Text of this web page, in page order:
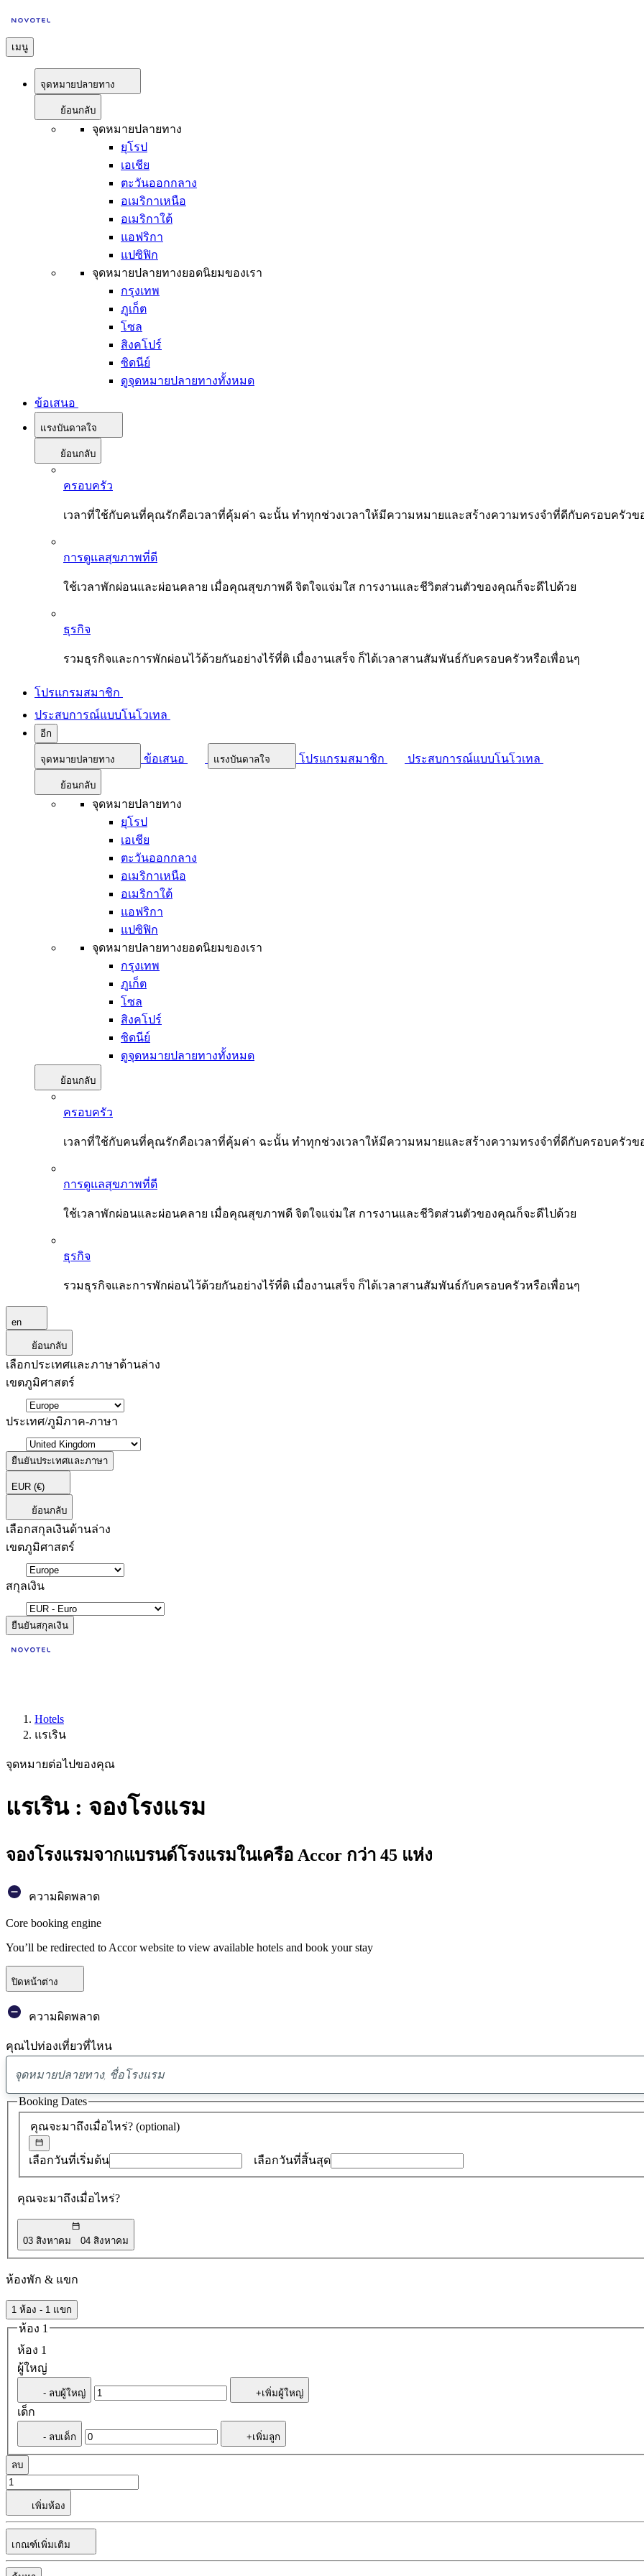
เมนู
จุดหมายปลายทาง
ย้อนกลับ
จุดหมายปลายทาง
ยุโรป
เอเชีย
ตะวันออกกลาง
อเมริกาเหนือ
อเมริกาใต้
แอฟริกา
แปซิฟิก
จุดหมายปลายทางยอดนิยมของเรา
กรุงเทพ
ภูเก็ต
โซล
สิงคโปร์
ซิดนีย์
ดูจุดหมายปลายทางทั้งหมด
ข้อเสนอ
แรงบันดาลใจ
ย้อนกลับ
ครอบครัว
เวลาที่ใช้กับคนที่คุณรักคือเวลาที่คุ้มค่า ฉะนั้น ทำทุกช่วงเวลาให้มีความหมายและสร้างความทรงจำที่ดีกับครอบครัว
การดูแลสุขภาพที่ดี
ใช้เวลาพักผ่อนและผ่อนคลาย เมื่อคุณสุขภาพดี จิตใจแจ่มใส การงานและชีวิตส่วนตัวของคุณก็จะดีไปด้วย
ธุรกิจ
รวมธุรกิจและการพักผ่อนไว้ด้วยกันอย่างไร้ที่ติ เมื่องานเสร็จ ก็ได้เวลาสานสัมพันธ์กับครอบครัวหรือเพื่อนๆ
โปรแกรมสมาชิก
ประสบการณ์แบบโนโวเทล
อีก
จุดหมายปลายทาง ข้อเสนอ แรงบันดาลใจ โปรแกรมสมาชิก ประสบการณ์แบบโนโวเทล
ย้อนกลับ
จุดหมายปลายทาง
ยุโรป
เอเชีย
ตะวันออกกลาง
อเมริกาเหนือ
อเมริกาใต้
แอฟริกา
แปซิฟิก
จุดหมายปลายทางยอดนิยมของเรา
กรุงเทพ
ภูเก็ต
โซล
สิงคโปร์
ซิดนีย์
ดูจุดหมายปลายทางทั้งหมด
ย้อนกลับ
ครอบครัว
เวลาที่ใช้กับคนที่คุณรักคือเวลาที่คุ้มค่า ฉะนั้น ทำทุกช่วงเวลาให้มีความหมายและสร้างความทรงจำที่ดีกับครอบครัว
การดูแลสุขภาพที่ดี
ใช้เวลาพักผ่อนและผ่อนคลาย เมื่อคุณสุขภาพดี จิตใจแจ่มใส การงานและชีวิตส่วนตัวของคุณก็จะดีไปด้วย
ธุรกิจ
รวมธุรกิจและการพักผ่อนไว้ด้วยกันอย่างไร้ที่ติ เมื่องานเสร็จ ก็ได้เวลาสานสัมพันธ์กับครอบครัวหรือเพื่อนๆ
en
ย้อนกลับ
เลือกประเทศและภาษาด้านล่าง
เขตภูมิศาสตร์
ประเทศ/ภูมิภาค-ภาษา
ยืนยันประเทศและภาษา
EUR (€)
ย้อนกลับ
เลือกสกุลเงินด้านล่าง
เขตภูมิศาสตร์
สกุลเงิน
ยืนยันสกุลเงิน
Hotels
แรเริน
จุดหมายต่อไปของคุณ
แรเริน : จองโรงแรม
จองโรงแรมจากแบรนด์โรงแรมในเครือ Accor กว่า 45 แห่ง
ความผิดพลาด
Core booking engine
You’ll be redirected to Accor website to view available hotels and book your stay
ปิดหน้าต่าง
ความผิดพลาด
คุณไปท่องเที่ยวที่ไหน
ข้อ
เสนอ
คุณจะมาถึงเมื่อไหร่? (optional)
เลือกวันที่เริ่มต้น เลือกวันที่สิ้นสุด
คุณจะมาถึงเมื่อไหร่?
03 สิงหาคม 04 สิงหาคม
Booking Dates
ห้องพัก & แขก
1 ห้อง - 1 แขก
ห้อง 1
ห้อง 1
ผู้ใหญ่
- ลบผู้ใหญ่ +เพิ่มผู้ใหญ่
เด็ก
- ลบเด็ก +เพิ่มลูก
ลบ
เพิ่มห้อง
เกณฑ์เพิ่มเติม